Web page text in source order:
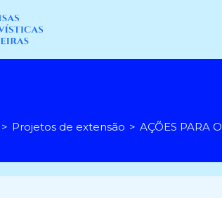
> Projetos de extensão > AÇÕES PARA